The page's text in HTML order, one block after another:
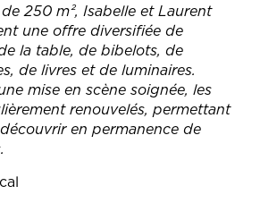
250 m², Isabelle et Laurent
une offre diversifiée de
la table, de bibelots, de
de livres et de luminaires.
mise en scène soignée, les
renouvelés, permettant
en permanence de